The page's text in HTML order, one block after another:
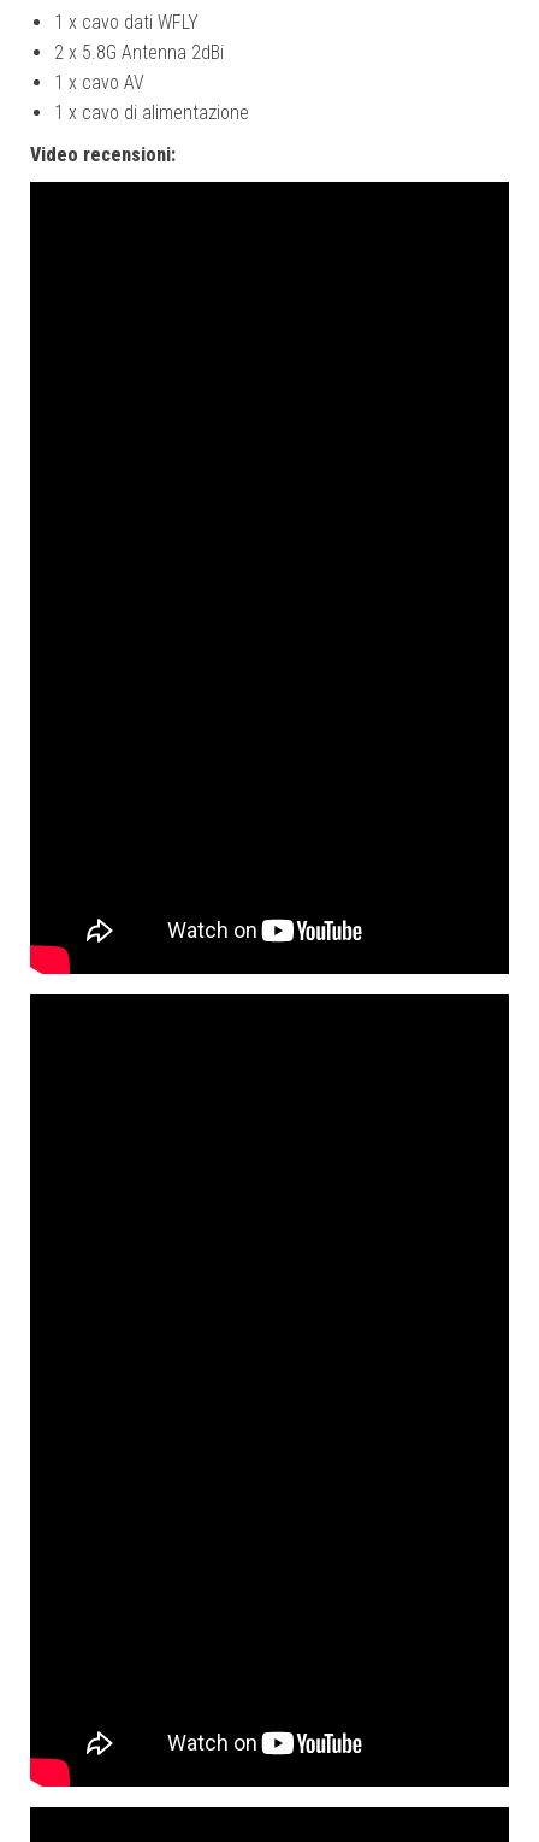
1 x cavo dati WFLY
2 x 5.8G Antenna 2dBi
1 x cavo AV
1 x cavo di alimentazione
Video recensioni: